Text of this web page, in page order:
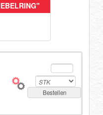
Bestellen